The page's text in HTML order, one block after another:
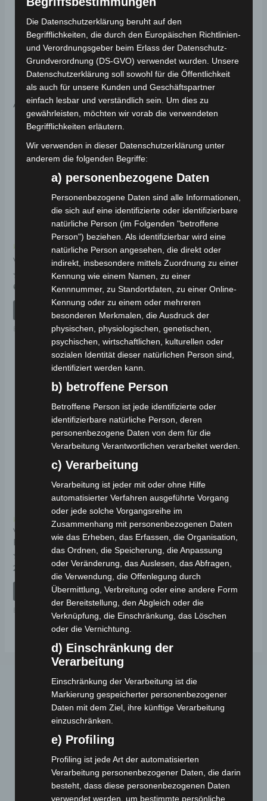
Produktsicherheit
Sicherheitshinweise für einfache Ersatzteile
Ähnliche Produkte
Kostenloser Versand
VT5 SCHEINWERFER
Bewertet
0
69,00
IN DEN WARENKORB
Ersatzteile
Kostenloser Versand
VT5 12V 60AH VRLA
Bewertet
mit
von 5
159,00€
IN DEN WARENKORB
Kostenloser Versand
VT5 HINTERE
BREMSHEBEL
Bewertet
0
29,00
IN DEN WARENKORB
Ersatzteile
Webseite
Cashback-Aktion
Die Datenschutzerklärung beruht auf den
Begrifflichkeiten, die durch den Europäischen Richtlinien-
und Verordnungsgeber beim Erlass der Datenschutz-
Grundverordnung (DS-GVO) verwendet wurden. Unsere
Datenschutzerklärung soll sowohl für die Öffentlichkeit
als auch für unsere Kunden und Geschäftspartner
einfach lesbar und verständlich sein. Um dies zu
gewährleisten, möchten wir vorab die verwendeten
Begrifflichkeiten erläutern.
Wir verwenden in dieser Datenschutzerklärung unter
anderem die folgenden Begriffe:
a) personenbezogene Daten
Personenbezogene Daten sind alle Informationen,
die sich auf eine identifizierte oder identifizierbare
natürliche Person (im Folgenden "betroffene
Person") beziehen. Als identifizierbar wird eine
natürliche Person angesehen, die direkt oder
indirekt, insbesondere mittels Zuordnung zu einer
Kennung wie einem Namen, zu einer
Kennnummer, zu Standortdaten, zu einer Online-
Kennung oder zu einem oder mehreren
besonderen Merkmalen, die Ausdruck der
physischen, physiologischen, genetischen,
psychischen, wirtschaftlichen, kulturellen oder
sozialen Identität dieser natürlichen Person sind,
identifiziert werden kann.
b) betroffene Person
Betroffene Person ist jede identifizierte oder
identifizierbare natürliche Person, deren
personenbezogene Daten von dem für die
Verarbeitung Verantwortlichen verarbeitet werden.
c) Verarbeitung
Verarbeitung ist jeder mit oder ohne Hilfe
automatisierter Verfahren ausgeführte Vorgang
oder jede solche Vorgangsreihe im
Zusammenhang mit personenbezogenen Daten
wie das Erheben, das Erfassen, die Organisation,
das Ordnen, die Speicherung, die Anpassung
oder Veränderung, das Auslesen, das Abfragen,
die Verwendung, die Offenlegung durch
Übermittlung, Verbreitung oder eine andere Form
der Bereitstellung, den Abgleich oder die
Verknüpfung, die Einschränkung, das Löschen
oder die Vernichtung.
d) Einschränkung der
Verarbeitung
Einschränkung der Verarbeitung ist die
Markierung gespeicherter personenbezogener
Daten mit dem Ziel, ihre künftige Verarbeitung
einzuschränken.
e) Profiling
Profiling ist jede Art der automatisierten
Verarbeitung personenbezogener Daten, die darin
besteht, dass diese personenbezogenen Daten
verwendet werden, um bestimmte persönliche